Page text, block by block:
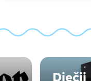
Dječji